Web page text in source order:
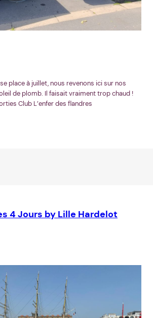
place à juillet, nous revenons ici sur nos
de plomb. Il faisait vraiment trop chaud !
Club L’enfer des flandres
4 Jours by Lille Hardelot